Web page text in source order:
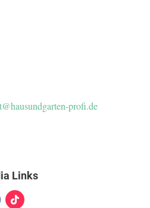
profi.de
Links